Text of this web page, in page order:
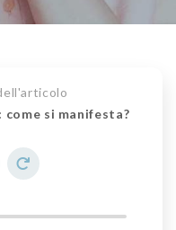
come si manifesta?